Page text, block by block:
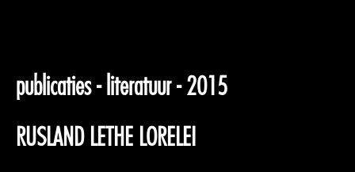
publicaties - literatuur - 2015
RUSLAND LETHE LORELEI